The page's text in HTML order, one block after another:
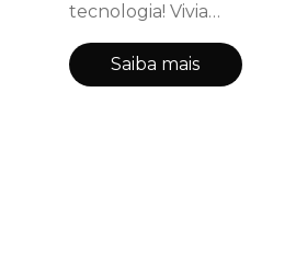
tecnologia! Vivia
sua vida normal,
até sofrer um
sequestro que
Saiba mais